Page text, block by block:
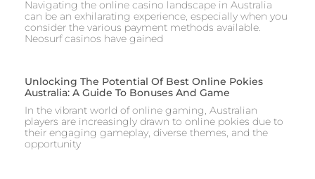
Navigating the online casino landscape in Australia
can be an exhilarating experience, especially when you
consider the various payment methods available.
Neosurf casinos have gained
Unlocking The Potential Of Best Online Pokies
Australia: A Guide To Bonuses And Game
In the vibrant world of online gaming, Australian
players are increasingly drawn to online pokies due to
their engaging gameplay, diverse themes, and the
opportunity